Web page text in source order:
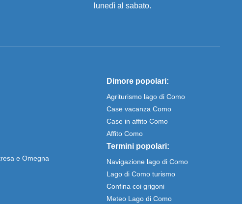
lunedì al sabato.
e Omegna
Dimore popolari:
Agriturismo lago di Como
Case vacanza Como
Case in affito Como
Affito Como
Termini popolari:
Navigazione lago di Como
Lago di Como turismo
Confina coi grigoni
Meteo Lago di Como